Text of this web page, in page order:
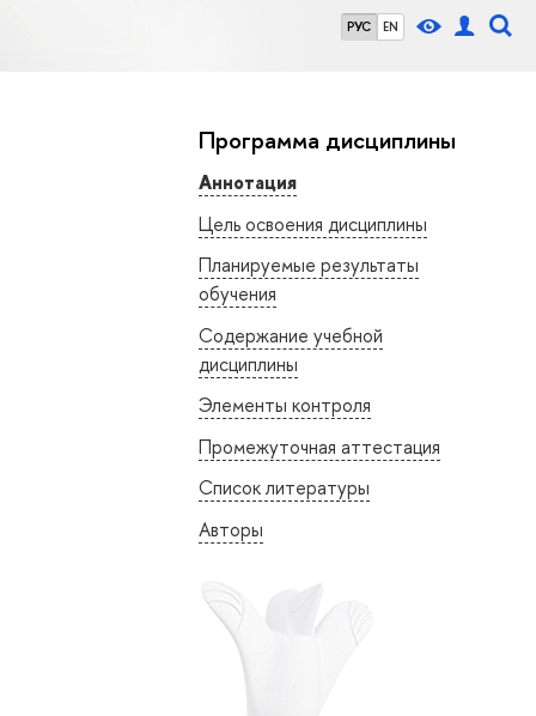
РУС EN
Программа дисциплины
Аннотация
Цель освоения дисциплины
Планируемые результаты
обучения
Содержание учебной
дисциплины
Элементы контроля
Промежуточная аттестация
Список литературы
Авторы